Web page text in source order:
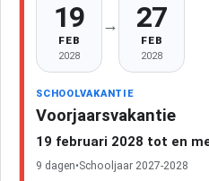
19
FEB
2028
→ 27
FEB
2028
SCHOOLVAKANTIE
Voorjaarsvakantie
19 februari 2028 tot en
9 dagen•Schooljaar 2027-2028